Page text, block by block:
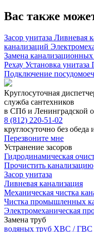
Вас также
Засор унитаза Ливневая
канализаций
Замена канализационных
Рехау Установка унитаза
Подключение
Круглосуточная
служба сантехников
в СПб и Ленинградской
8 (812) 220-51-02
круглосуточно без
Перезвоните мне
Устранение засоров
Гидродинамическая
Прочистить канализацию
Засор унитаза
Ливневая канализация
Механическая чистка
Чистка промышленных
Электромеханическая
Замена труб
водяных труб ХВС / ГВС